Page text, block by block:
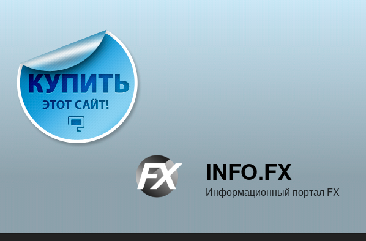
INFO.FX
Информационный портал FX